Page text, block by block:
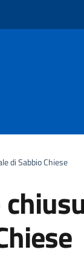
di Sabbio Chiese